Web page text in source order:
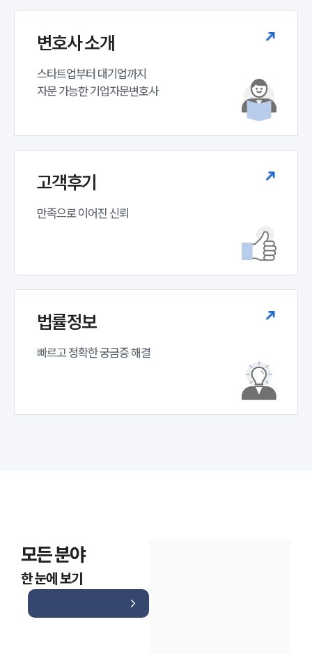
변호사 소개
스타트업부터 대기업까지
자문 가능한 기업자문변호사
고객후기
만족으로 이어진 신뢰
법률정보
빠르고 정확한 궁금증 해결
모든 분야
한 눈에 보기